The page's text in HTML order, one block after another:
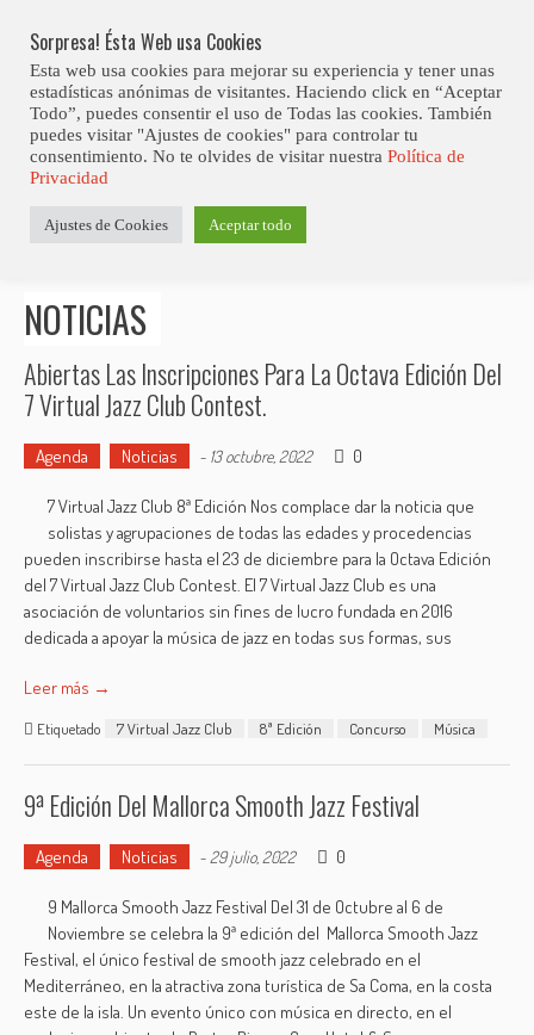
content
Club Contest.
NOTICIAS
Abiertas Las Inscripciones Para La Octava Edición Del
7 Virtual Jazz Club Contest.
Agenda Noticias - 13 octubre, 2022 0
7 Virtual Jazz Club 8ª Edición Nos complace dar la noticia que
solistas y agrupaciones de todas las edades y procedencias
pueden inscribirse hasta el 23 de diciembre para la Octava Edición
del 7 Virtual Jazz Club Contest. El 7 Virtual Jazz Club es una
asociación de voluntarios sin fines de lucro fundada en 2016
dedicada a apoyar la música de jazz en todas sus formas, sus
Leer más →
Etiquetado 7 Virtual Jazz Club 8ª Edición Concurso Música
9ª Edición Del Mallorca Smooth Jazz Festival
Agenda Noticias - 29 julio, 2022 0
9 Mallorca Smooth Jazz Festival Del 31 de Octubre al 6 de
Noviembre se celebra la 9ª edición del Mallorca Smooth Jazz
Festival, el único festival de smooth jazz celebrado en el
Mediterráneo, en la atractiva zona turística de Sa Coma, en la costa
este de la isla. Un evento único con música en directo, en el
Sorpresa! Ésta Web usa Cookies
Esta web usa cookies para mejorar su experiencia y tener unas
estadísticas anónimas de visitantes. Haciendo click en “Aceptar
Todo”, puedes consentir el uso de Todas las cookies. También
puedes visitar "Ajustes de cookies" para controlar tu
consentimiento. No te olvides de visitar nuestra Política de
Privacidad
Ajustes de Cookies Aceptar todo